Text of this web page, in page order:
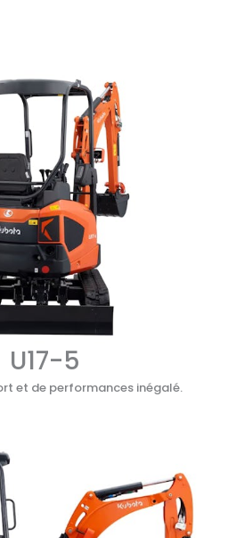
U17-5
et de performances inégalé.